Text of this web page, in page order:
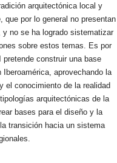
arquitectónica local y
que por lo general no presentan
y no se ha logrado sistematizar
sobre estos temas. Es por
construir una base
aprovechando la
el conocimiento de la realidad
arquitectónicas de la
bases para el diseño y la
transición hacia un sistema